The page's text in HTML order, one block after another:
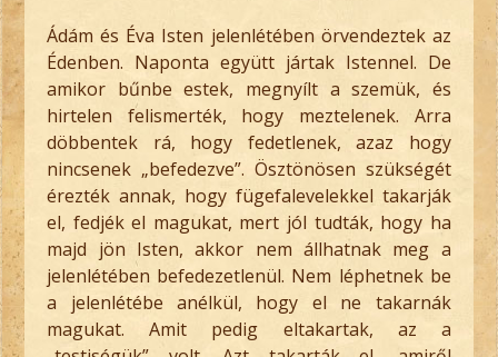
Ádám és Éva Isten jelenlétében örvendeztek az
Édenben. Naponta együtt jártak Istennel. De
amikor bűnbe estek, megnyílt a szemük, és
hirtelen felismerték, hogy meztelenek. Arra
döbbentek rá, hogy fedetlenek, azaz hogy
nincsenek „befedezve”. Ösztönösen szükségét
érezték annak, hogy fügefalevelekkel takarják
el, fedjék el magukat, mert jól tudták, hogy ha
majd jön Isten, akkor nem állhatnak meg a
jelenlétében befedezetlenül. Nem léphetnek be
a jelenlétébe anélkül, hogy el ne takarnák
magukat. Amit pedig eltakartak, az a